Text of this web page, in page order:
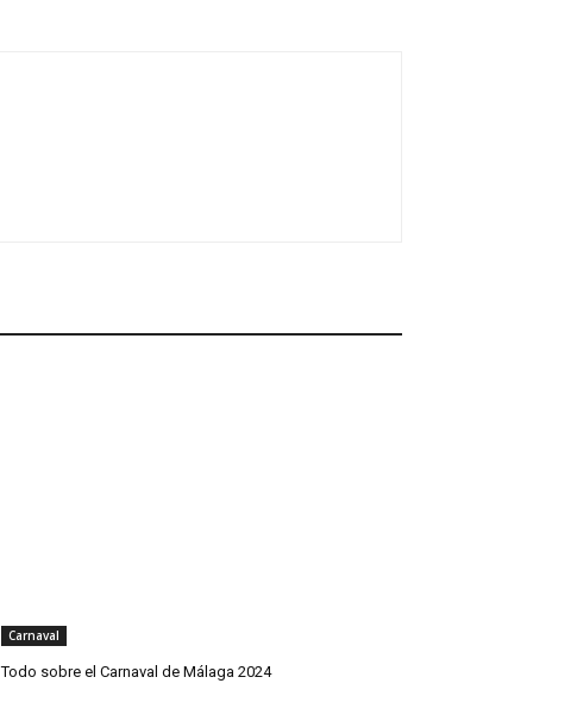
Carnaval
Todo sobre el Carnaval de Málaga 2024